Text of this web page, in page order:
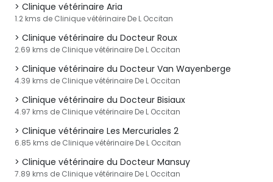
Clinique vétérinaire Aria
1.2 kms de Clinique vétérinaire De L Occitan
Clinique vétérinaire du Docteur Roux
2.69 kms de Clinique vétérinaire De L Occitan
Clinique vétérinaire du Docteur Van Wayenberge
4.39 kms de Clinique vétérinaire De L Occitan
Clinique vétérinaire du Docteur Bisiaux
4.97 kms de Clinique vétérinaire De L Occitan
Clinique vétérinaire Les Mercuriales 2
6.85 kms de Clinique vétérinaire De L Occitan
Clinique vétérinaire du Docteur Mansuy
7.89 kms de Clinique vétérinaire De L Occitan